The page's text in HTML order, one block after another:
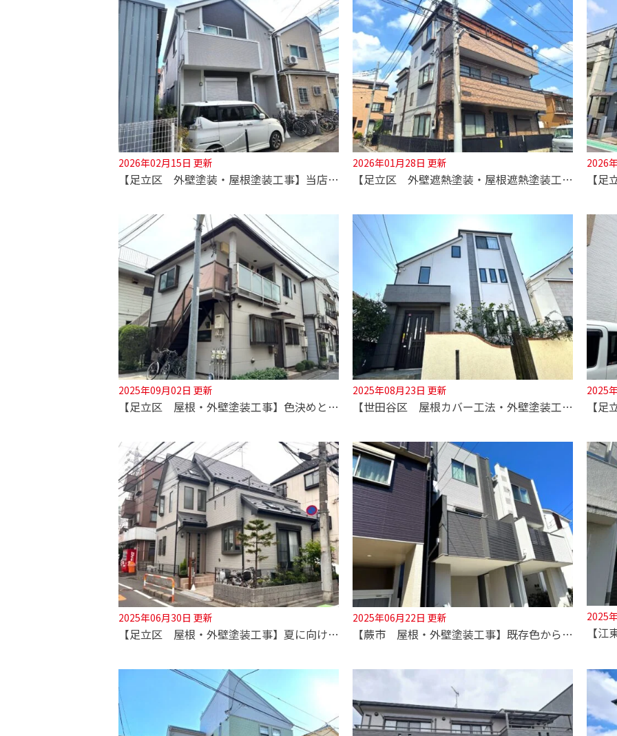
2026年02月15日 更新
【足立区 外壁塗装・屋根塗装工事】当店1番人気の塗料を使用！
2026年01月28日 更新
【足立区 外壁遮熱塗装・屋根遮熱塗装工事】落ち着いた雰囲気の配色を提案！網戸交換も全ての箇所を行ないました！
2026
2025年09月02日 更新
【足立区 屋根・外壁塗装工事】色決めとことんお付き合いします！専門家にお任せください！
2025年08月23日 更新
【世田谷区 屋根カバー工法・外壁塗装工事】モルタル外壁リニューアル！塗装で映え物件に生まれ変わります！
2025
2025年06月30日 更新
【足立区 屋根・外壁塗装工事】夏に向けて屋根カバー工法の選択！急増中！！
2025年06月22日 更新
【蕨市 屋根・外壁塗装工事】既存色から離れずに新しいデザインを提案いたします！
2025